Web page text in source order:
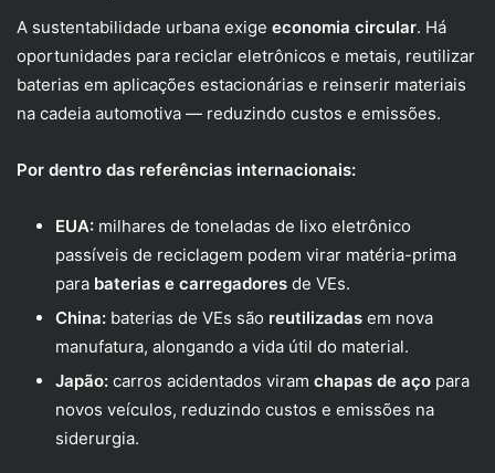
A sustentabilidade urbana exige economia circular. Há
oportunidades para reciclar eletrônicos e metais, reutilizar
baterias em aplicações estacionárias e reinserir materiais
na cadeia automotiva — reduzindo custos e emissões.
Por dentro das referências internacionais:
EUA: milhares de toneladas de lixo eletrônico
passíveis de reciclagem podem virar matéria-prima
para baterias e carregadores de VEs.
China: baterias de VEs são reutilizadas em nova
manufatura, alongando a vida útil do material.
Japão: carros acidentados viram chapas de aço para
novos veículos, reduzindo custos e emissões na
siderurgia.